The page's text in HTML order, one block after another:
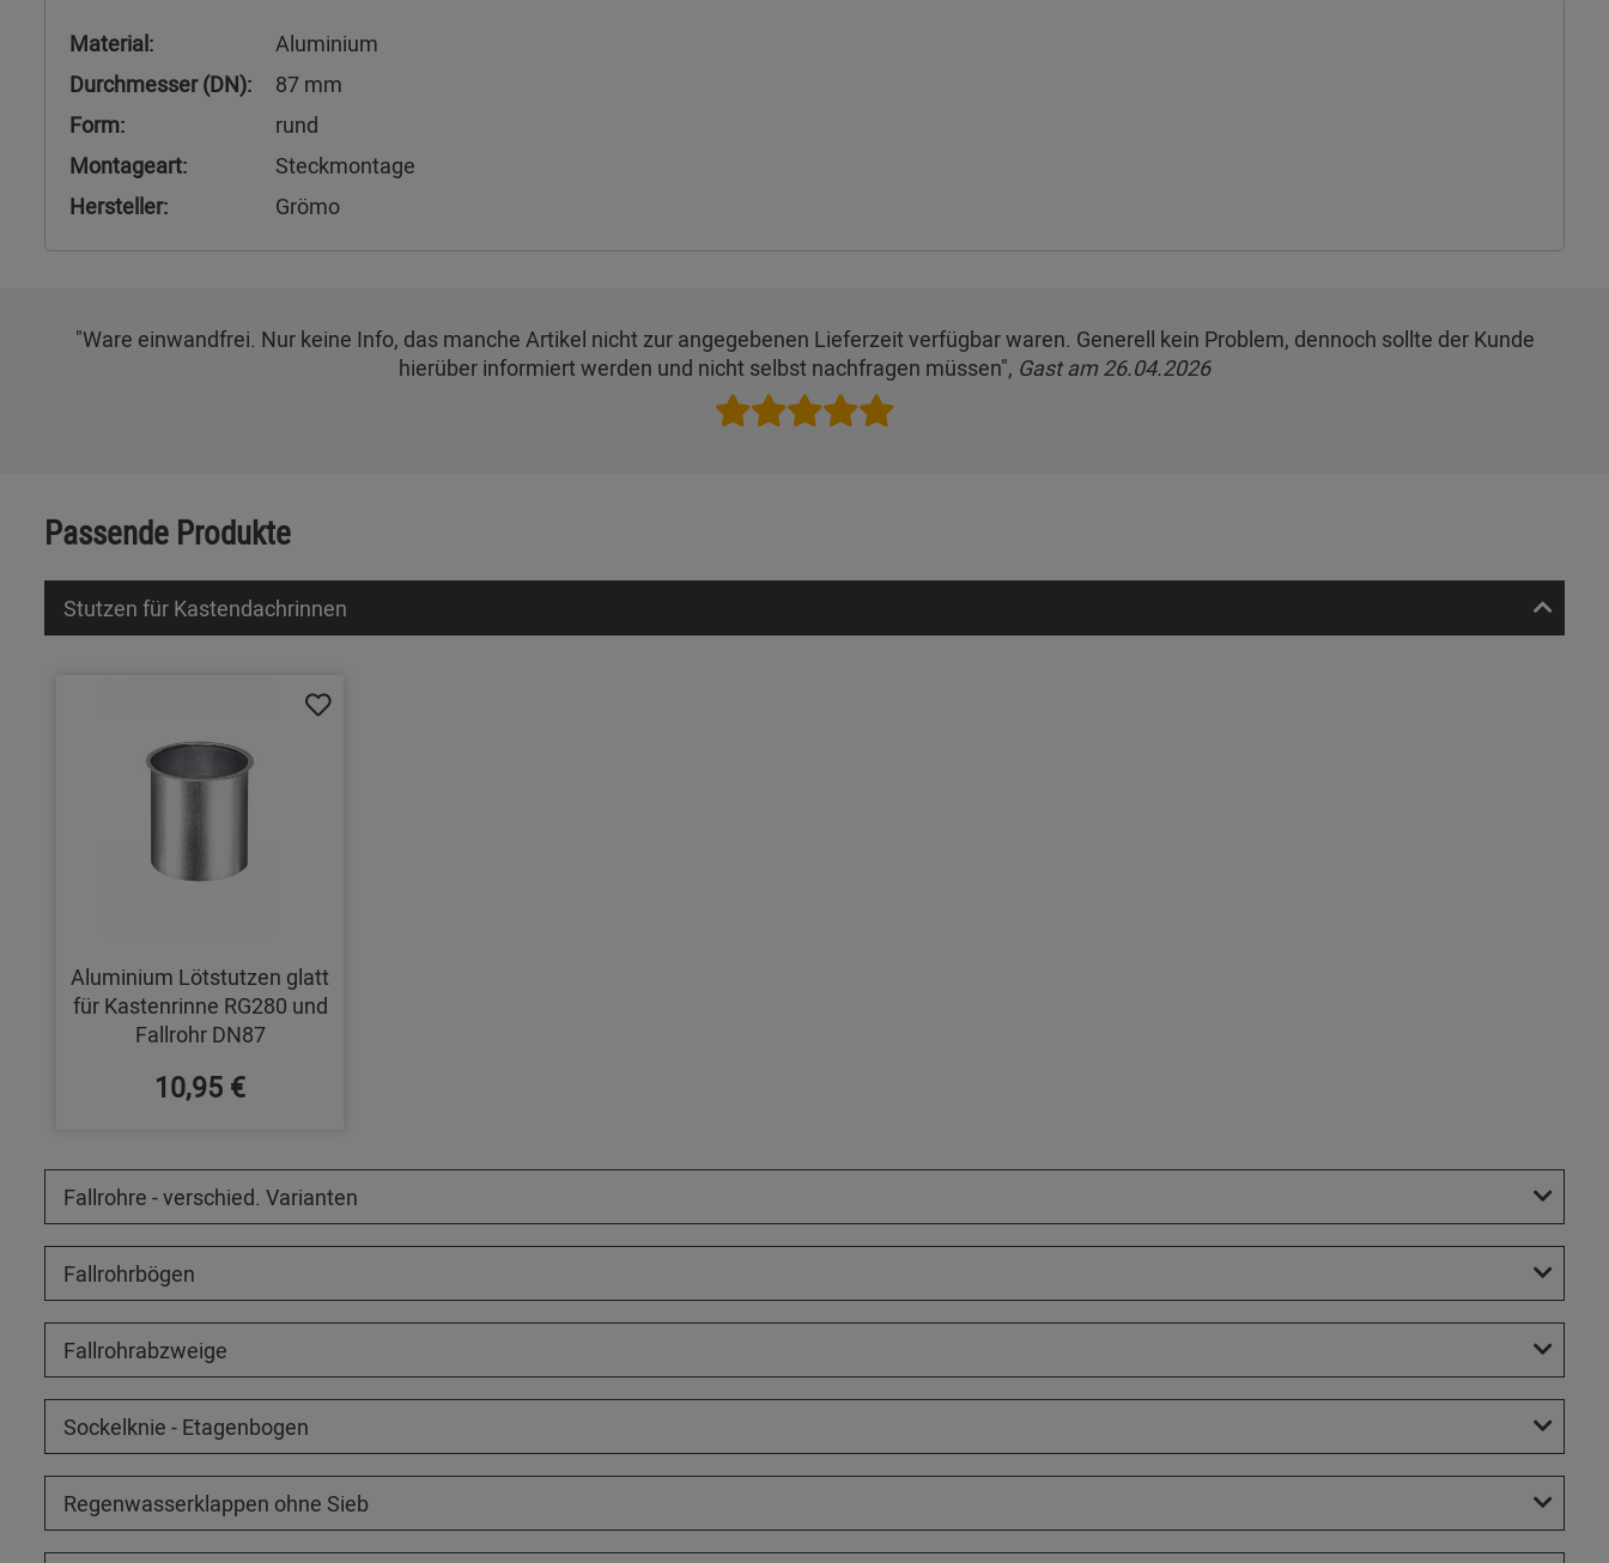
Material:
Aluminium
Durchmesser (DN):
87 mm
Form:
rund
Montageart:
Steckmontage
Hersteller:
Grömo
"Ware einwandfrei. Nur keine Info, das manche Artikel nicht zur angegebenen Lieferzeit verfügbar waren. Generell kein Problem, dennoch sollte der Kunde
hierüber informiert werden und nicht selbst nachfragen müssen", Gast am 26.04.2026
Passende Produkte
Stutzen für Kastendachrinnen
Aluminium Lötstutzen glatt
für Kastenrinne RG280 und
Fallrohr DN87
10,95 €
Fallrohre - verschied. Varianten
Fallrohrbögen
Fallrohrabzweige
Sockelknie - Etagenbogen
Regenwasserklappen ohne Sieb